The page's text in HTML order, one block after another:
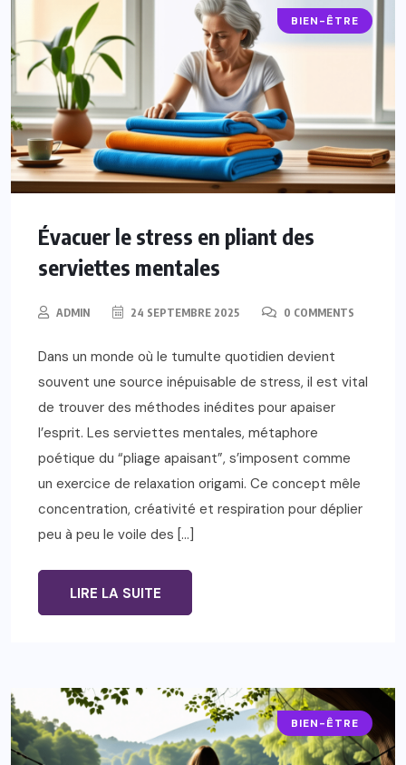
BIEN-ÊTRE
Évacuer le stress en pliant des
serviettes mentales
ADMIN 24 SEPTEMBRE 2025 0 COMMENTS
Dans un monde où le tumulte quotidien devient
souvent une source inépuisable de stress, il est vital
de trouver des méthodes inédites pour apaiser
l’esprit. Les serviettes mentales, métaphore
poétique du “pliage apaisant”, s’imposent comme
un exercice de relaxation origami. Ce concept mêle
concentration, créativité et respiration pour déplier
peu à peu le voile des […]
LIRE LA SUITE
BIEN-ÊTRE